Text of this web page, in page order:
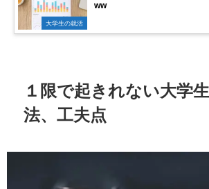
大学生の就活
ww
１限で起きれない大学
法、工夫点